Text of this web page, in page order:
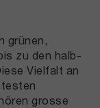
grünen,
zu den halb-
Vielfalt an
grosse